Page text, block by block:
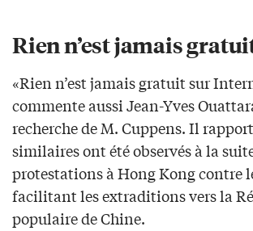
Rien n’est jamais
«Rien n’est jamais gratuit sur
commente aussi Jean-Yves
recherche de M. Cuppens. Il
similaires ont été observés à la
protestations à Hong Kong contre
facilitant les extraditions vers la
populaire de Chine.